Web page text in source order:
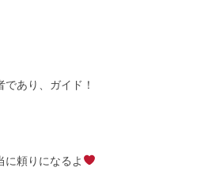
あり、ガイド！
に頼りになるよ